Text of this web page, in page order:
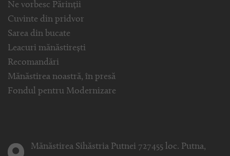
Ne vorbesc Părinții
Cuvinte din pridvor
Sarea din bucate
Leacuri mănăstirești
Recomandări
Mănăstirea noastră, în presă
Fondul pentru Modernizare
Mănăstirea Sihăstria Putnei 727455 loc. Putna,